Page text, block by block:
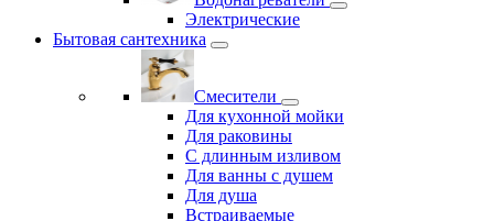
Электрические
Бытовая сантехника
Смесители
Для кухонной мойки
Для раковины
С длинным изливом
Для ванны с душем
Для душа
Встраиваемые